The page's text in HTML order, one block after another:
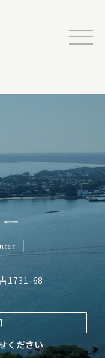
三重大学海女研究センター
吉1731-68
ください